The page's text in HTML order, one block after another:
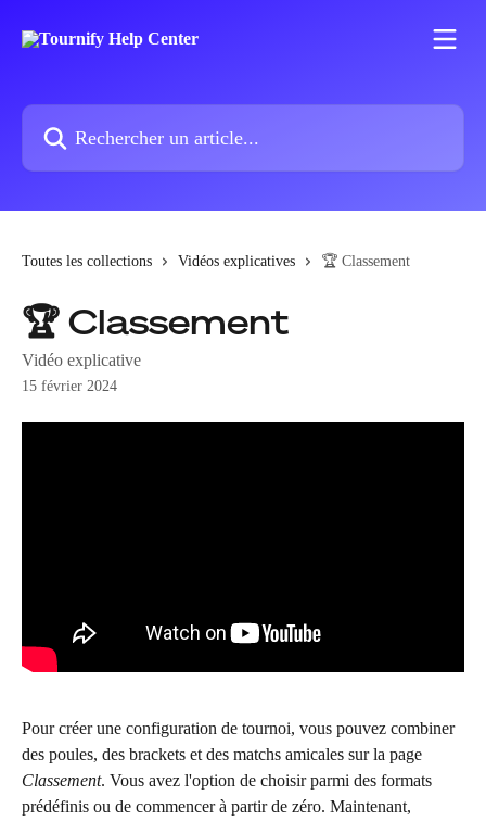
Rechercher un article...
Toutes les collections Vidéos explicatives 🏆 Classement
🏆 Classement
Vidéo explicative
15 février 2024
Pour créer une configuration de tournoi, vous pouvez combiner
des poules, des brackets et des matchs amicales sur la page
Classement. Vous avez l'option de choisir parmi des formats
prédéfinis ou de commencer à partir de zéro. Maintenant,